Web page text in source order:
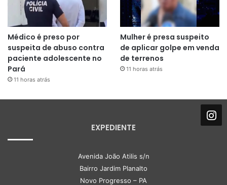
Médico é preso por
suspeita de abuso contra
paciente adolescente no
Pará
11 horas atrás
Mulher é presa suspeito
de aplicar golpe em venda
de terrenos
11 horas atrás
EXPEDIENTE
Avenida João Atilis s/n
Bairro Jardim Planalto
Novo Progresso – PA